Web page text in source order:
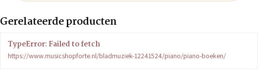
Gerelateerde producten
TypeError: Failed to fetch
https://www.musicshopforte.nl/bladmuziek-12241524/piano/piano-boeken/